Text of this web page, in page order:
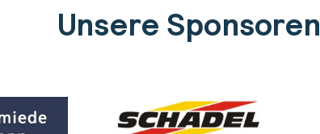
Unsere Sponsoren